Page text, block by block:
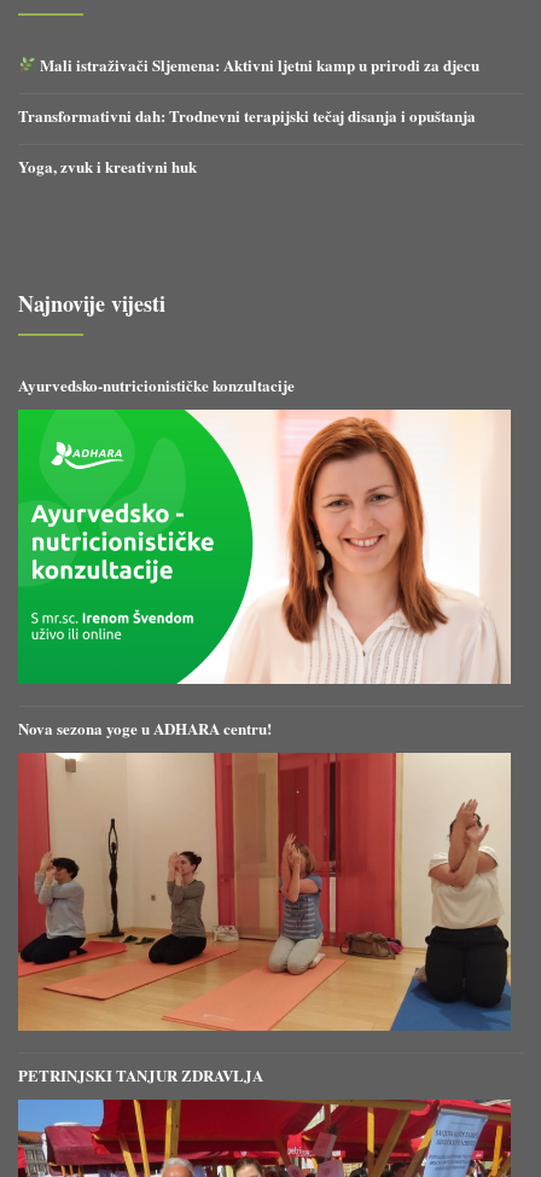
Mali istraživači Sljemena: Aktivni ljetni kamp u prirodi za djecu
Transformativni dah: Trodnevni terapijski tečaj disanja i opuštanja
Yoga, zvuk i kreativni huk
Najnovije vijesti
Ayurvedsko-nutricionističke konzultacije
Nova sezona yoge u ADHARA centru!
PETRINJSKI TANJUR ZDRAVLJA